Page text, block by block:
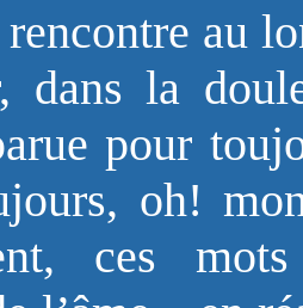
au
dans la
pour
oh!
ces